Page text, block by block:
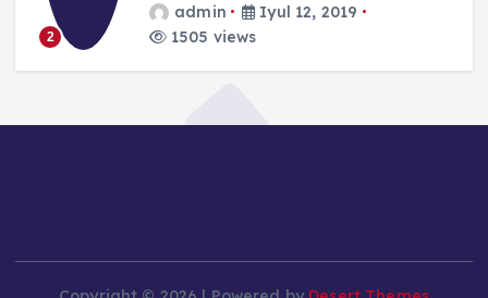
2
admin
Iyul 12, 2019
1505 views